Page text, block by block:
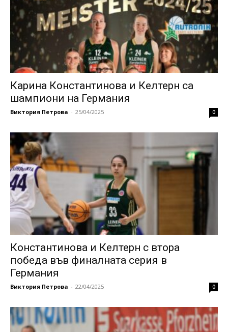
Карина Константинова и Келтерн са
шампиони на Германия
Виктория Петрова - 25/04/2025 0
Константинова и Келтерн с втора
победа във финалната серия в
Германия
Виктория Петрова - 22/04/2025 0